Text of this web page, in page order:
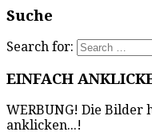
Suche
Search for:
EINFACH
WERBUNG! Die Bilder
anklicken...!